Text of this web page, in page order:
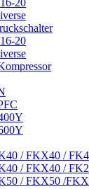
20
20
/ FKX40 / FK4
/ FKX40 /
/ FKX50 /